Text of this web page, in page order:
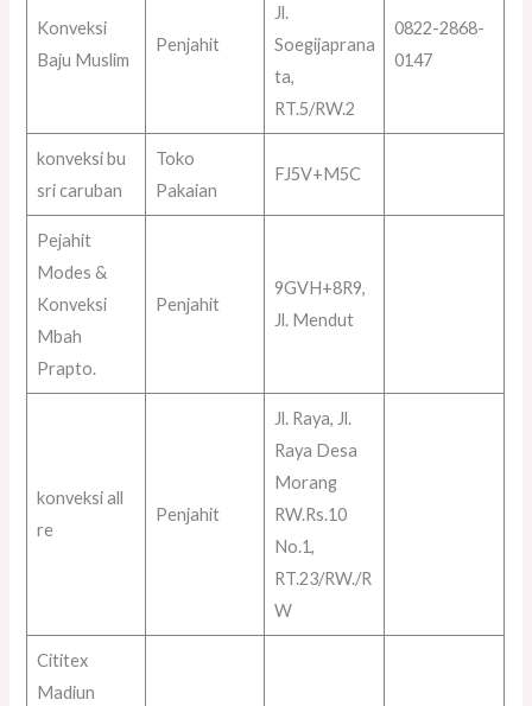
Konveksi
Baju Muslim
Penjahit
Jl.
Soegijaprana
ta,
RT.5/RW.2
0822-2868-
0147
konveksi bu
sri caruban
Toko
Pakaian
FJ5V+M5C
Pejahit
Modes &
Konveksi
Mbah
Prapto.
Penjahit
9GVH+8R9,
Jl. Mendut
konveksi all
re
Penjahit
Jl. Raya, Jl.
Raya Desa
Morang
RW.Rs.10
No.1,
RT.23/RW./R
W
Cititex
Madiun